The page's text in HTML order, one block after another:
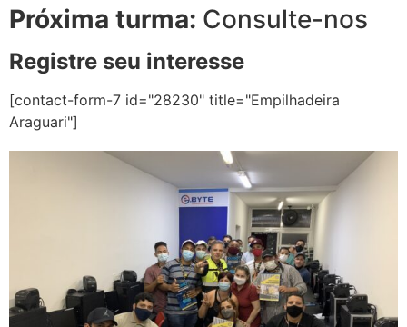
Próxima turma: Consulte-nos
Registre seu interesse
[contact-form-7 id="28230" title="Empilhadeira
Araguari"]